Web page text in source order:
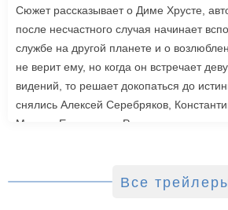
Сюжет рассказывает о Диме Хрусте,
после несчастного случая начинает
службе на другой планете и о
не верит ему, но когда он встречает
видений, то решает докопаться до
снялись Алексей Серебряков,
Максим Емельянов. Режиссером
Все